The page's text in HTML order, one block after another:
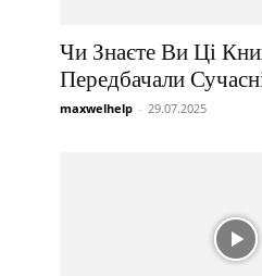
Чи Знаєте Ви Ці
Передбачали
maxwelhelp - 29.07.2025